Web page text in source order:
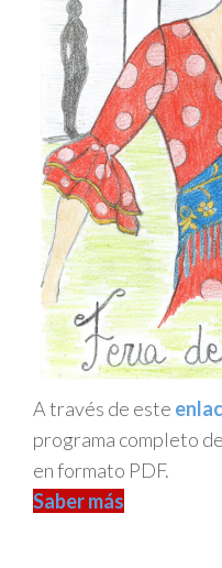
A través de este
programa completo
en formato PDF.
Saber más